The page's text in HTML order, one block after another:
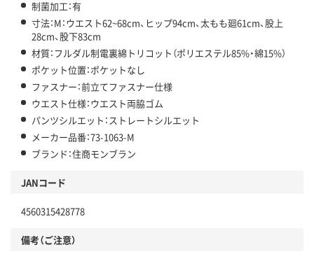
制菌加工：有
寸法：M：ウエスト62~68cm、ヒップ94cm、太もも廻61cm、股上
28cm、股下83cm
材質：フルダル制電裏綿トリコット（ポリエステル85%・綿15%）
ポケット位置：ポケットなし
ファスナー：前立てファスナー仕様
ウエスト仕様：ウエスト両脇ゴム
パンツシルエット：ストレートシルエット
メーカー品番：73-1063-M
ブランド：住商モンブラン
JANコード
4560315428778
備考（ご注意）